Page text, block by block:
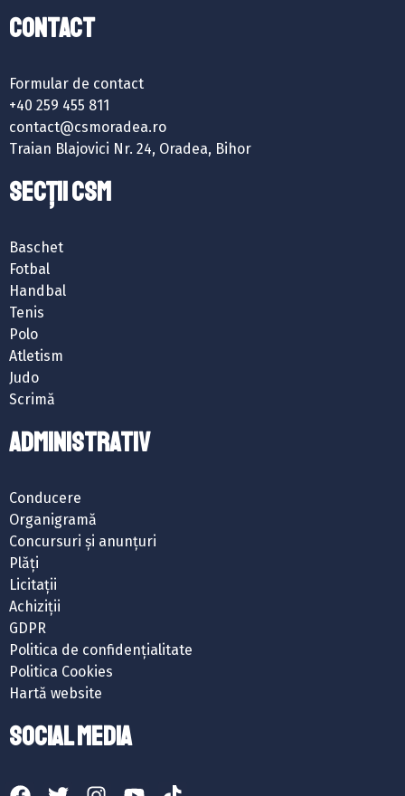
Contact
Formular de contact
+40 259 455 811
contact@csmoradea.ro
Traian Blajovici Nr. 24, Oradea, Bihor
SECȚII CSM
Baschet
Fotbal
Handbal
Tenis
Polo
Atletism
Judo
Scrimă
ADMINISTRATIV
Conducere
Organigramă
Concursuri și anunțuri
Plăți
Licitații
Achiziții
GDPR
Politica de confidențialitate
Politica Cookies
Hartă website
SOCIAL MEDIA